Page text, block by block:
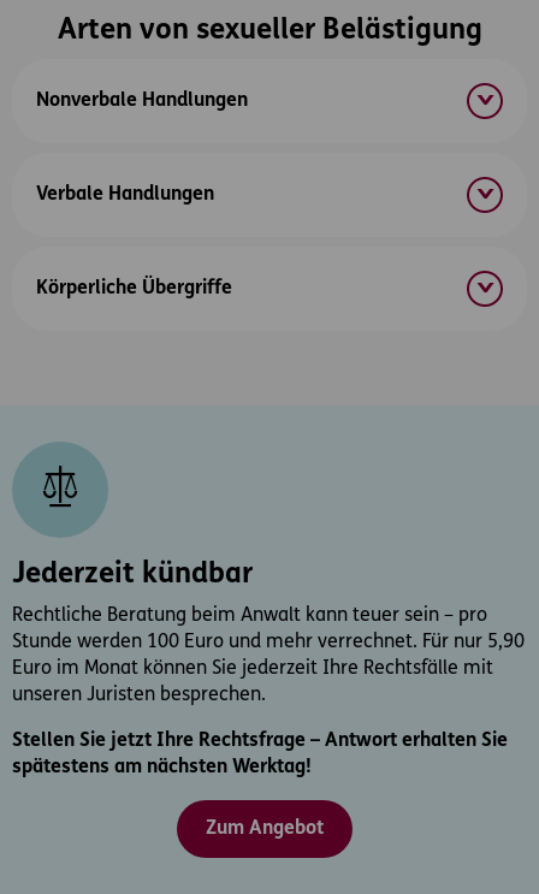
Arten von sexueller Belästigung
Nonverbale Handlungen
Verbale Handlungen
Körperliche Übergriffe
Jederzeit kündbar
Rechtliche Beratung beim Anwalt kann teuer sein – pro
Stunde werden 100 Euro und mehr verrechnet. Für nur 5,90
Euro im Monat können Sie jederzeit Ihre Rechtsfälle mit
unseren Juristen besprechen.
Stellen Sie jetzt Ihre Rechtsfrage – Antwort erhalten Sie
spätestens am nächsten Werktag!
Zum Angebot